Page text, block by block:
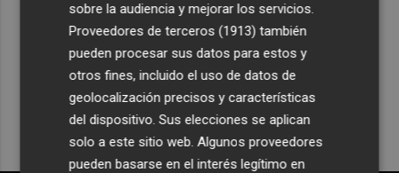
Recibe toda la actualidad de
Plaza Podcast en tu correo
Quiero suscribirme
sobre la audiencia y mejorar los servicios.
Proveedores de terceros (1913) también
pueden procesar sus datos para estos y
otros fines, incluido el uso de datos de
geolocalización precisos y características
del dispositivo. Sus elecciones se aplican
solo a este sitio web. Algunos proveedores
pueden basarse en el interés legítimo en